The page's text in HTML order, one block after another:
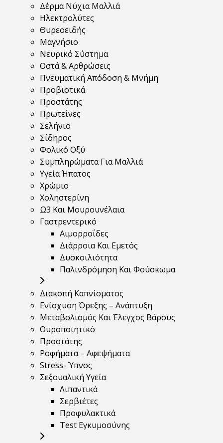
Δέρμα Νύχια Μαλλιά
Ηλεκτρολύτες
Θυρεοειδής
Μαγνήσιο
Νευρικό Σύστημα
Οστά & Αρθρώσεις
Πνευματική Απόδοση & Μνήμη
Προβιοτικά
Προστάτης
Πρωτεΐνες
Σελήνιο
Σίδηρος
Φολικό Οξύ
Συμπληρώματα Για Μαλλιά
Υγεία Ήπατος
Χρώμιο
Χοληστερίνη
Ω3 Και Μουρουνέλαια
Γαστρεντερικό
Αιμορροΐδες
Διάρροια Και Εμετός
Δυσκοιλιότητα
Παλινδρόμηση Και Φούσκωμα
Διακοπή Καπνίσματος
Ενίσχυση Όρεξης – Ανάπτυξη
Μεταβολισμός Και Έλεγχος Βάρους
Ουροποιητικό
Προστάτης
Ροφήματα – Αφεψήματα
Stress- Ύπνος
Σεξουαλική Υγεία
Λιπαντικά
Σερβιέτες
Προφυλακτικά
Test Εγκυμοσύνης